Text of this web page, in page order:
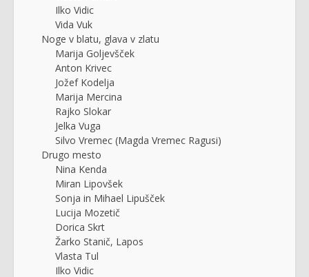
Ilko Vidic
Vida Vuk
Noge v blatu, glava v zlatu
Marija Goljevšček
Anton Krivec
Jožef Kodelja
Marija Mercina
Rajko Slokar
Jelka Vuga
Silvo Vremec (Magda Vremec Ragusi)
Drugo mesto
Nina Kenda
Miran Lipovšek
Sonja in Mihael Lipušček
Lucija Mozetič
Dorica Skrt
Žarko Stanič, Lapos
Vlasta Tul
Ilko Vidic